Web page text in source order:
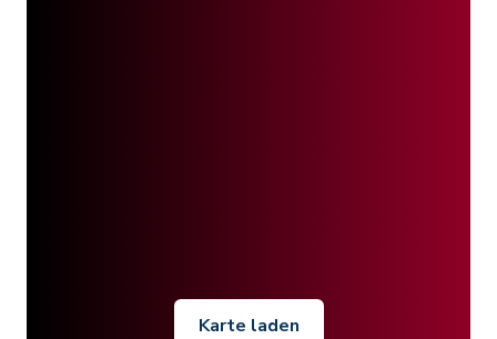
Karte laden